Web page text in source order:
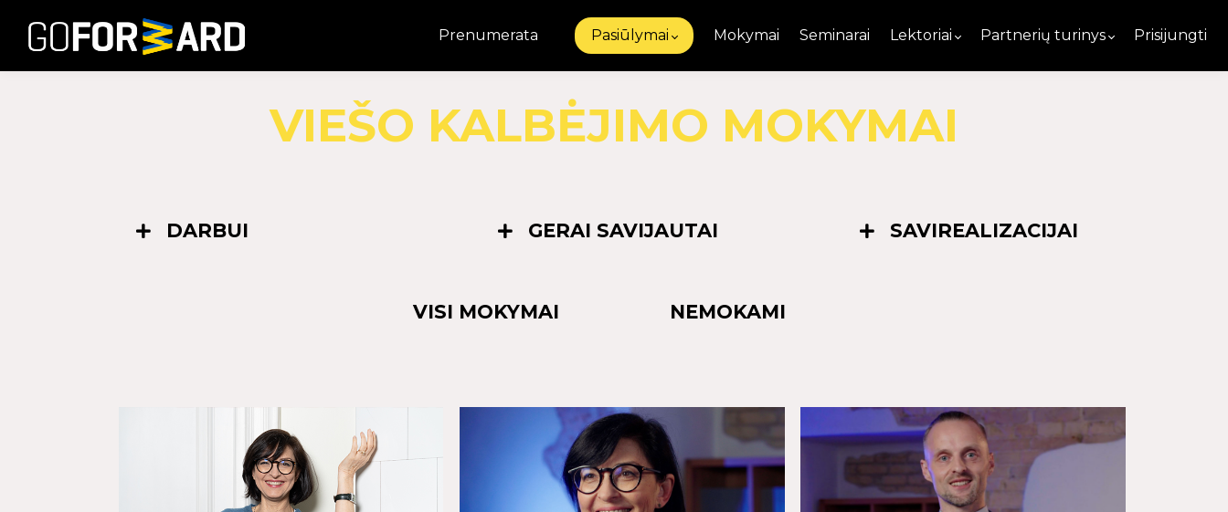
Prenumerata Pasiūlymai Mokymai Seminarai Lektoriai Partnerių turinys Prisijungti
VIEŠO KALBĖJIMO MOKYMAI
DARBUI GERAI SAVIJAUTAI SAVIREALIZACIJAI
VISI MOKYMAI NEMOKAMI